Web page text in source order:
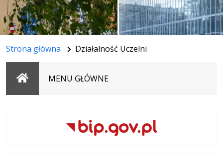
Strona główna Działalność Uczelni
StronaMENU GŁÓWNE